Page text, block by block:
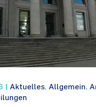
Aktuelles, Allgemein,